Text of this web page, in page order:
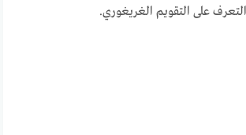
على التقويم الغريغوري.